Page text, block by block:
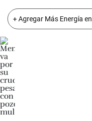
+ Agregar Más Energía en